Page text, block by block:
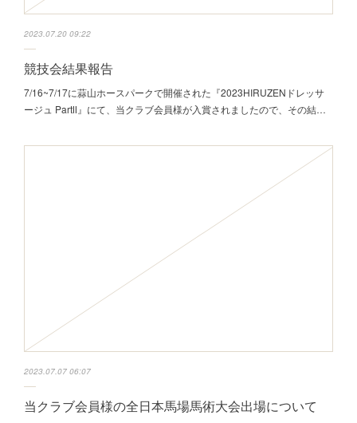
2023.07.20 09:22
競技会結果報告
7/16~7/17に蒜山ホースパークで開催された『2023HIRUZENドレッサ
ージュ PartⅡ』にて、当クラブ会員様が入賞されましたので、その結…
2023.07.07 06:07
当クラブ会員様の全日本馬場馬術大会出場について